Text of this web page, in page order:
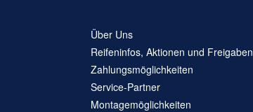
Über Uns
Reifeninfos, Aktionen und Freigaben
Zahlungsmöglichkeiten
Service-Partner
Montagemöglichkeiten